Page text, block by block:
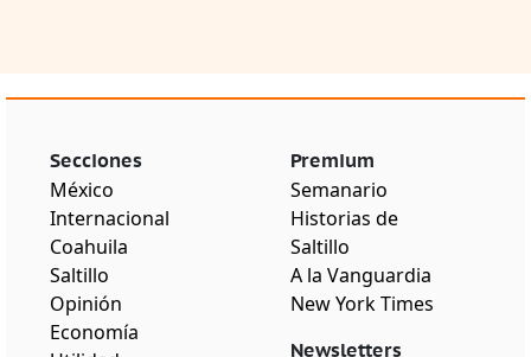
Secciones
México
Internacional
Coahuila
Saltillo
Opinión
Economía
Premium
Semanario
Historias de
Saltillo
A la Vanguardia
New York Times
Newsletters